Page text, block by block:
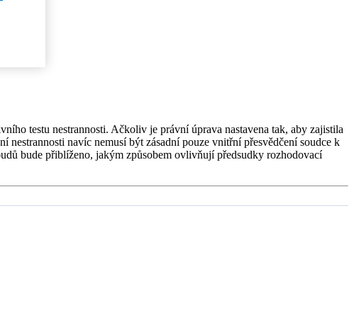
testu nestrannosti. Ačkoliv je právní úprava nastavena tak, aby zajistila
navíc nemusí být zásadní pouze vnitřní přesvědčení soudce k
bude přiblíženo, jakým způsobem ovlivňují předsudky rozhodovací